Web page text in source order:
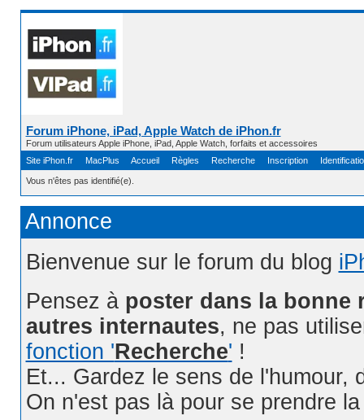
Forum iPhone, iPad, Apple Watch de iPhon.fr
Forum utilisateurs Apple iPhone, iPad, Apple Watch, forfaits et accessoires
Site iPhon.fr
MacPlus Accueil Règles Recherche Inscription
Vous n'êtes pas identifié(e).
Annonce
Bienvenue sur le forum du blog
Pensez à poster dans la bonne
autres internautes, ne pas
fonction 'Recherche' !
Et... Gardez le sens de l'humour,
On n'est pas là pour se prendre